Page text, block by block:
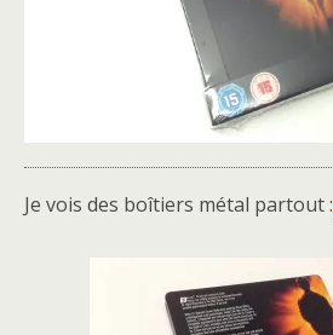
Je vois des boîtiers métal partout :